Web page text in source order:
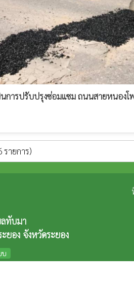
นการปรับปรุงซ่อมแซม ถนนสายหนองโ
ายการ)
ลทับมา
ะยอง จังหวัดระยอง
บ